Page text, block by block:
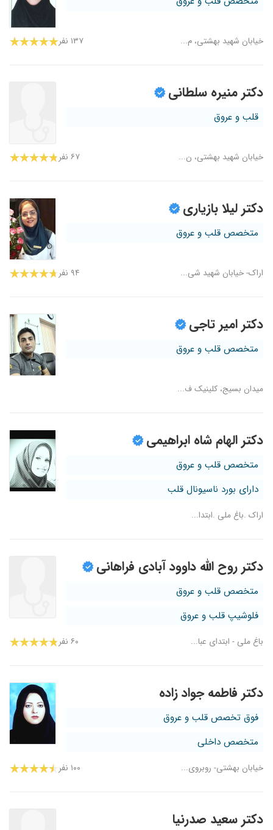
خیابان شهید بهشتی، م... ۱۳۷ نفر
دکتر منیره سلطانی
قلب و عروق
خیابان شهید بهشتی، ن... ۶۷ نفر
دکتر لیلا بازیاری
متخصص قلب و عروق
اراک- خیابان شهید شی... ۹۴ نفر
دکتر امیر تاجی
متخصص قلب و عروق
میدان بسیج، کلینیک ف...
دکتر الهام شاه ابراهیمی
متخصص قلب و عروق
دارای بورد ناسیونال قلب
اراک .باغ ملی .ابتدا...
دکتر روح الله داوود آبادی فراهانی
متخصص قلب و عروق
فلوشیپ قلب و عروق
باغ ملی - ابتدای عبا... ۶۰ نفر
دکتر فاطمه جواد زاده
فوق تخصص قلب و عروق
متخصص داخلی
خیابان بهشتی- روبروی... ۱۰۰ نفر
دکتر سعید صدرنیا